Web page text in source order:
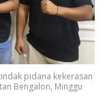
pidana kekerasan
Bengalon, Minggu